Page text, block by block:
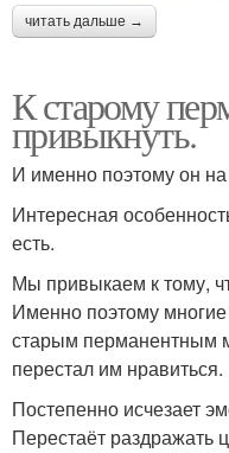
читать дальше →
К старому
привыкнуть.
И именно поэтому он
Интересная
есть.
Мы привыкаем к тому,
Именно поэтому
старым перманентным
перестал им нравиться.
Постепенно исчезает
Перестаёт раздражать